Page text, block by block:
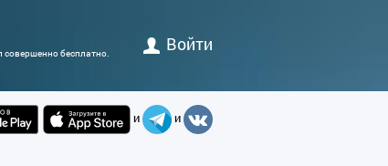
совершенно бесплатно. Войти
и и